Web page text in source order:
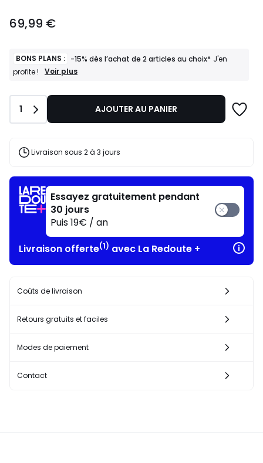
€.
69,99 €
BONS PLANS : -15% dès l’achat de 2 articles au choix* J'en
profite !
BONS
-15%
l’achat
articles
profite
!
Voir plus
Quantité
1 AJOUTER AU PANIER
Livraison sous 2 à 3 jours
Essayez gratuitement pendant
30 jours
Puis 19€ / an
Livraison offerte(1) avec La Redoute +
Coûts de livraison
Retours gratuits et faciles
Modes de paiement
Contact